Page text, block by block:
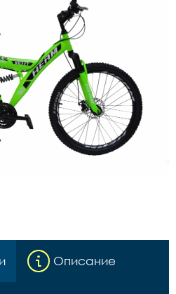
Описание